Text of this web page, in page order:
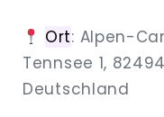
Ort: Alpen-
Tennsee 1,
Deutschland